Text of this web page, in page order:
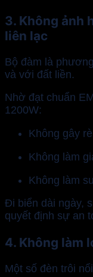
3. Không ảnh
liên lạc
Bộ đàm là
và với đất liền.
Nhờ đạt chuẩn
1200W:
Không gây
Không làm
Không làm
Đi biển dài ngày,
quyết định sự an
4. Không làm
Một số đèn trôi